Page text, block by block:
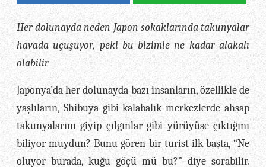
Her dolunayda neden Japon sokaklarında takunyalar
havada uçuşuyor, peki bu bizimle ne kadar alakalı
olabilir
Japonya’da her dolunayda bazı insanların, özellikle de
yaşlıların, Shibuya gibi kalabalık merkezlerde ahşap
takunyalarını giyip çılgınlar gibi yürüyüşe çıktığını
biliyor muydun? Bunu gören bir turist ilk başta, “Ne
oluyor burada, kuğu göçü mü bu?” diye sorabilir.